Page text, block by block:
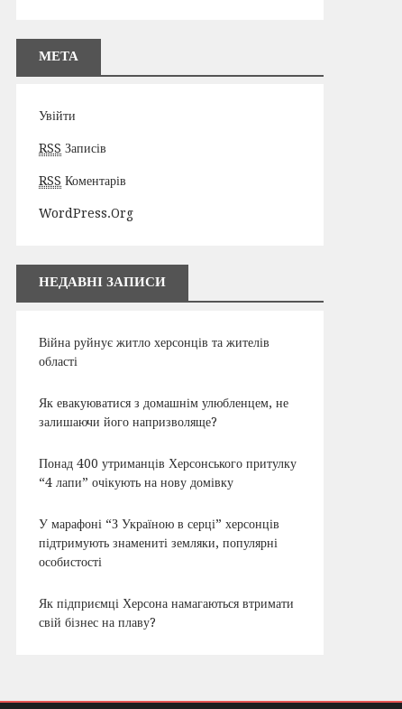
МЕТА
Увійти
RSS Записів
RSS Коментарів
WordPress.org
НЕДАВНІ ЗАПИСИ
Війна руйнує житло херсонців та жителів
області
Як евакуюватися з домашнім улюбленцем, не
залишаючи його напризволяще?
Понад 400 утриманців Херсонського притулку
“4 лапи” очікують на нову домівку
У марафоні “З Україною в серці” херсонців
підтримують знамениті земляки, популярні
особистості
Як підприємці Херсона намагаються втримати
свій бізнес на плаву?